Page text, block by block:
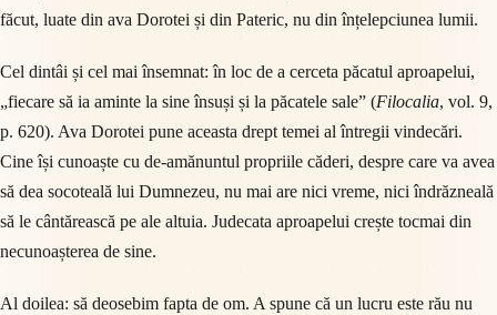
făcut, luate din ava Dorotei și din Pateric, nu din înțelepciunea lumii.
Cel dintâi și cel mai însemnat: în loc de a cerceta păcatul aproapelui,
„fiecare să ia aminte la sine însuși și la păcatele sale” (Filocalia, vol. 9,
p. 620). Ava Dorotei pune aceasta drept temei al întregii vindecări.
Cine își cunoaște cu de-amănuntul propriile căderi, despre care va avea
să dea socoteală lui Dumnezeu, nu mai are nici vreme, nici îndrăzneală
să le cântărească pe ale altuia. Judecata aproapelui crește tocmai din
necunoașterea de sine.
Al doilea: să deosebim fapta de om. A spune că un lucru este rău nu